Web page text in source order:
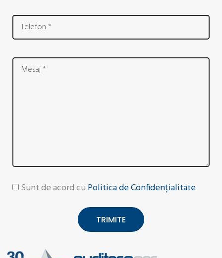
Sunt de acord cu Politica de Confidențialitate
TRIMITE